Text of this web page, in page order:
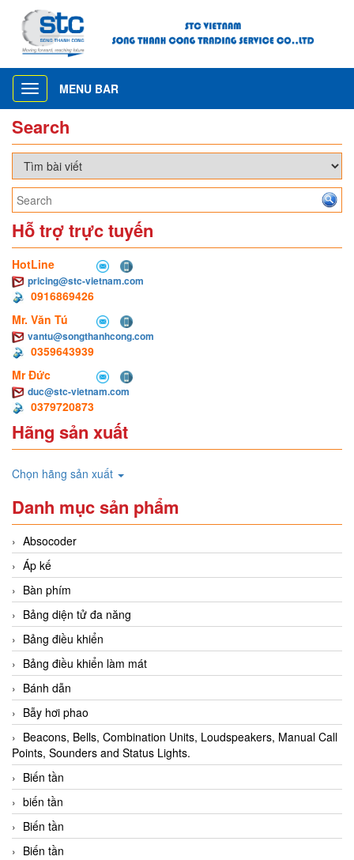
Toggle
navigation
MENU BAR
Search
Hỗ trợ trực tuyến
HotLine
pricing@stc-vietnam.com
0916869426
Mr. Văn Tú
vantu@songthanhcong.com
0359643939
Mr Đức
duc@stc-vietnam.com
0379720873
Hãng sản xuất
Chọn hãng sản xuất
Danh mục sản phẩm
Absocoder
Áp kế
Bàn phím
Bảng diện tử đa năng
Bảng điều khiển
Bảng điều khiển làm mát
Bánh dẫn
Bẫy hơi phao
Beacons, Bells, Combination Units, Loudspeakers, Manual Call
Points, Sounders and Status Lights.
Biến tần
biến tần
Biến tần
Biến tần